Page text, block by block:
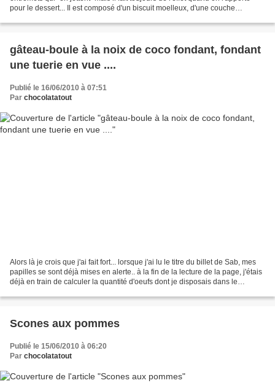
pour le dessert... Il est composé d'un biscuit moelleux, d'une couche
gâteau-boule à la noix de coco fondant, fondant
une tuerie en vue ....
Publié le 16/06/2010 à 07:51
Par chocolatatout
Alors là je crois que j'ai fait fort... lorsque j'ai lu le titre du billet de Sab, mes
papilles se sont déjà mises en alerte.. à la fin de la lecture de la page, j'étais
déjà en train de calculer la quantité d'oeufs dont je disposais dans le
Scones aux pommes
Publié le 15/06/2010 à 06:20
Par chocolatatout